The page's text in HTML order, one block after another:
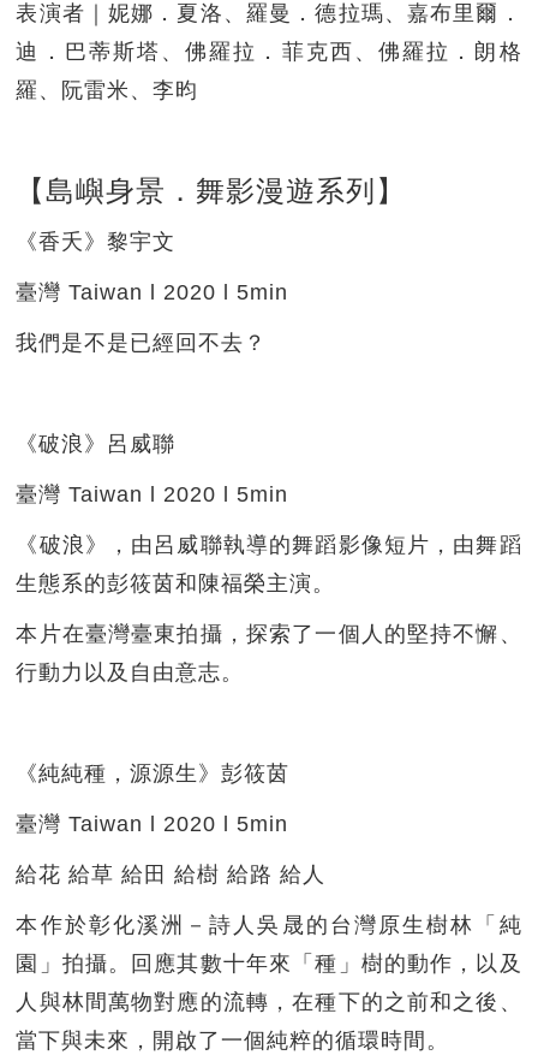
表演者｜妮娜．夏洛、羅曼．德拉瑪、嘉布里爾．
迪．巴蒂斯塔、佛羅拉．菲克西、佛羅拉．朗格
羅、阮雷米、李昀
【島嶼身景．舞影漫遊系列】
《香夭》黎宇文
臺灣 Taiwan l 2020 l 5min
我們是不是已經回不去？
《破浪》呂威聯
臺灣 Taiwan l 2020 l 5min
《破浪》，由呂威聯執導的舞蹈影像短片，由舞蹈
生態系的彭筱茵和陳福榮主演。
本片在臺灣臺東拍攝，探索了一個人的堅持不懈、
行動力以及自由意志。
《純純種，源源生》彭筱茵
臺灣 Taiwan l 2020 l 5min
給花 給草 給田 給樹 給路 給人
本作於彰化溪洲－詩人吳晟的台灣原生樹林「純
園」拍攝。回應其數十年來「種」樹的動作，以及
人與林間萬物對應的流轉，在種下的之前和之後、
當下與未來，開啟了一個純粹的循環時間。